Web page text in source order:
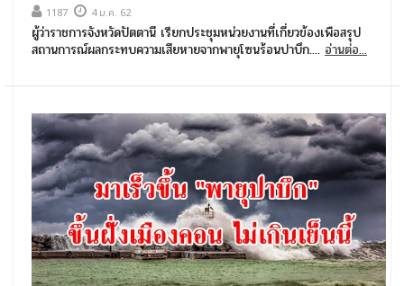
1187 4 ม.ค. 62
ผู้ว่าราชการจังหวัดปัตตานี เรียกประชุมหน่วยงานที่เกี่ยวข้องเพือสรุป
สถานการณ์ผลกระทบความเสียหายจากพายุโซนร้อนปาบึก.... อ่านต่อ...